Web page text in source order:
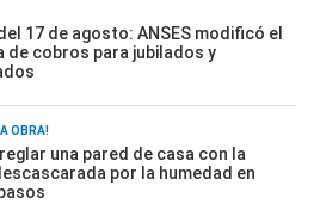
17 de agosto: ANSES modificó el
de cobros para jubilados y
OBRA!
una pared de casa con la
por la humedad en